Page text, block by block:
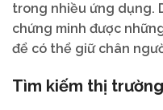
trong nhiều ứng dụng.
chứng minh được
để có thể giữ chân
Tìm kiếm thị